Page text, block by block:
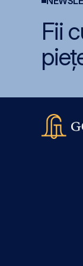
Fii